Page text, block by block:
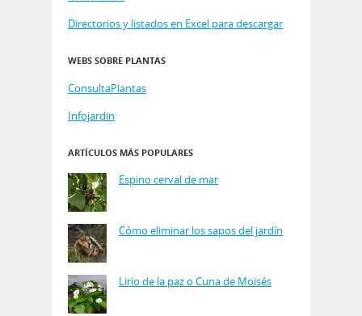
Directorios y listados en Excel para descargar
WEBS SOBRE PLANTAS
ConsultaPlantas
Infojardin
ARTÍCULOS MÁS POPULARES
Espino cerval de mar
Cómo eliminar los sapos del jardín
Lirio de la paz o Cuna de Moisés